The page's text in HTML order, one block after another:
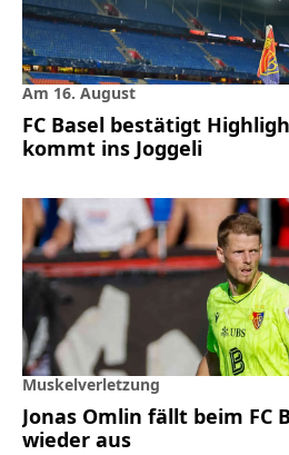
Am 16. August
FC Basel bestätigt
kommt ins Joggeli
Muskelverletzung
Jonas Omlin fällt beim FC
wieder aus